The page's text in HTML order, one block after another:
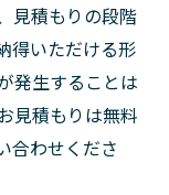
見積もりの段階
得いただける形
発生することは
見積もりは無料
合わせくださ